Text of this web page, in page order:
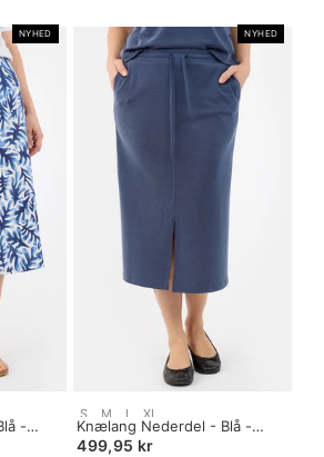
NYHED
-
NYHED
Knælang Nederdel - Blå -
Bindebånd
499,95 kr
Size:
S
selected
S M L XL